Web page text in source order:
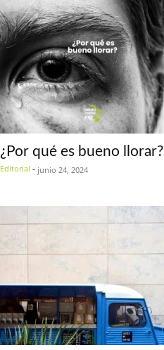
¿Por qué es bueno llorar?
Editorial - junio 24, 2024